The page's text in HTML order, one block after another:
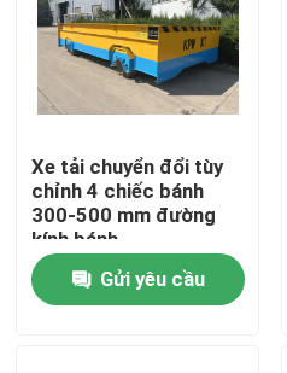
Trang chủ
Xe tải chuyển đổi tùy
chỉnh 4 chiếc bánh
300-500 mm đường
kính bánh
Gửi yêu cầu